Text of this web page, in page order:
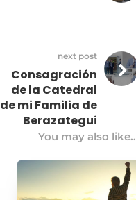
next post
Consagración
de la Catedral
de mi Familia de
Berazategui
You may also like..